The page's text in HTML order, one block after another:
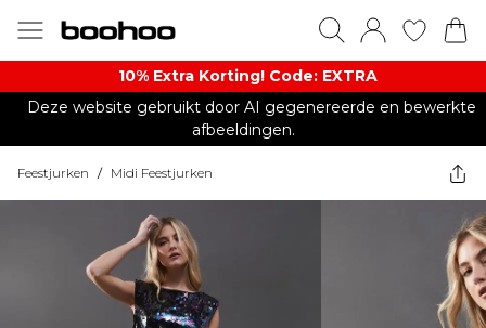
10% Extra Korting! Code: EXTRA​
Deze website gebruikt door AI gegenereerde en bewerkte
afbeeldingen.
Feestjurken / Midi Feestjurken